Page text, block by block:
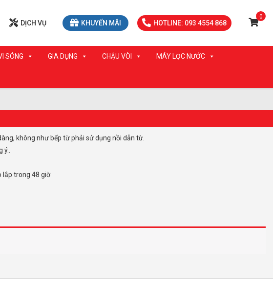
DỊCH VỤ KHUYẾN MÃI HOTLINE: 093 4554 868
0
SÓNG GIA DỤNG CHẬU VÒI MÁY LỌC NƯỚC
không như bếp từ phải sử dụng nồi dẫn từ.
lắp trong 48 giờ